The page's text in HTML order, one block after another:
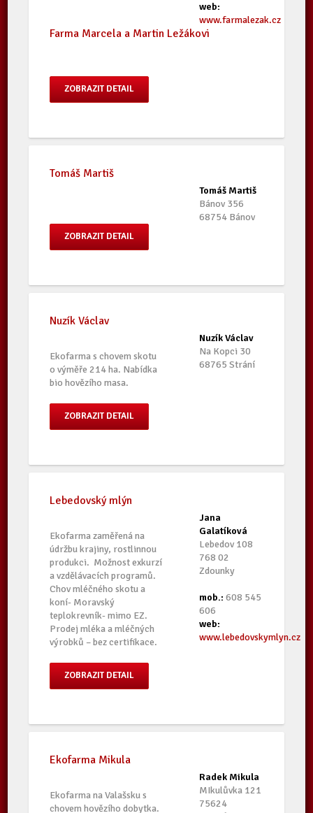
web:
www.farmalezak.cz
Farma Marcela a Martin Ležákovi
ZOBRAZIT DETAIL
Tomáš Martiš
Bánov 356
68754 Bánov
Tomáš Martiš
ZOBRAZIT DETAIL
Nuzík Václav
Na Kopci 30
68765 Strání
Nuzík Václav
Ekofarma s chovem skotu
o výměře 214 ha. Nabídka
bio hovězího masa.
ZOBRAZIT DETAIL
Jana
Galatíková
Lebedov 108
768 02
Zdounky
mob.: 608 545
606
web:
www.lebedovskymlyn.cz
Lebedovský mlýn
Ekofarma zaměřená na
údržbu krajiny, rostlinnou
produkci. Možnost exkurzí
a vzdělávacích programů.
Chov mléčného skotu a
koní- Moravský
teplokrevník- mimo EZ.
Prodej mléka a mléčných
výrobků – bez certifikace.
ZOBRAZIT DETAIL
Radek Mikula
MIkulůvka 121
75624
Ekofarma Mikula
Ekofarma na Valašsku s
chovem hovězího dobytka.